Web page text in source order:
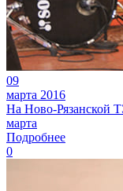
09
марта 2016
На Ново-Рязанской
марта
Подробнее
0